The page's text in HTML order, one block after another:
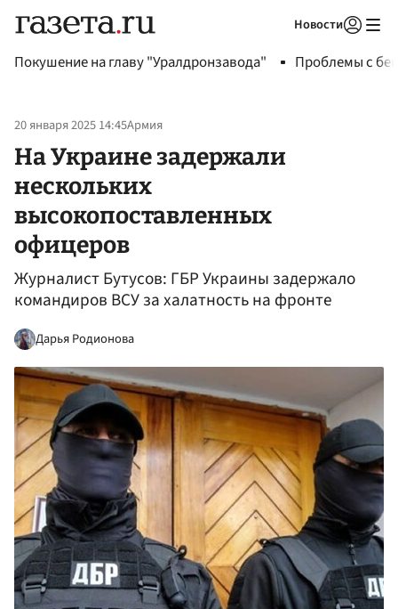
Новости
Покушение на главу "Уралдронзавода" Проблемы с
20 января 2025 14:45Армия
На Украине задержали
нескольких
высокопоставленных
офицеров
Журналист Бутусов: ГБР Украины задержало
командиров ВСУ за халатность на фронте
Дарья Родионова